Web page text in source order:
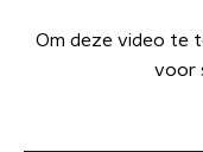
Om deze video te
voor